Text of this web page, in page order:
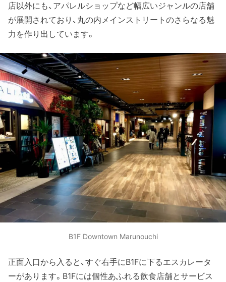
店以外にも、アパレルショップなど幅広いジャンルの店舗
が展開されており、丸の内メインストリートのさらなる魅
力を作り出しています。
B1F Downtown Marunouchi
正面入口から入ると、すぐ右手にB1Fに下るエスカレータ
ーがあります。B1Fには個性あふれる飲食店舗とサービス